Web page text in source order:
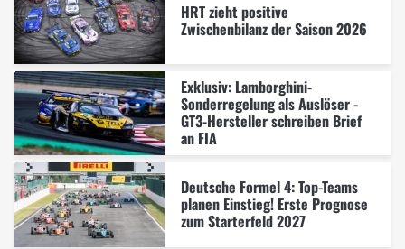
HRT zieht positive
Zwischenbilanz der Saison 2026
Exklusiv: Lamborghini-
Sonderregelung als Auslöser -
GT3-Hersteller schreiben Brief
an FIA
Deutsche Formel 4: Top-Teams
planen Einstieg! Erste Prognose
zum Starterfeld 2027